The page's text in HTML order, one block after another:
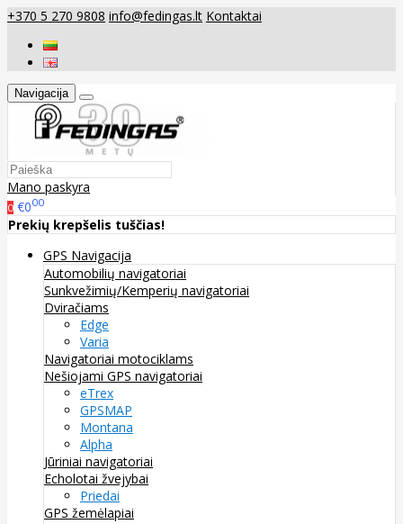
+370 5 270 9808 info@fedingas.lt Kontaktai
Navigacija
Mano paskyra
0 €000
Prekių krepšelis tuščias!
GPS Navigacija
Automobilių navigatoriai
Sunkvežimių/Kemperių navigatoriai
Dviračiams
Edge
Varia
Navigatoriai motociklams
Nešiojami GPS navigatoriai
eTrex
GPSMAP
Montana
Alpha
Jūriniai navigatoriai
Echolotai žvejybai
Priedai
GPS žemėlapiai